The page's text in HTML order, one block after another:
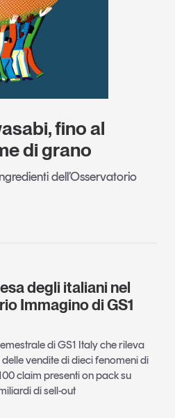
fino al
di grano
dell’Osservatorio
degli italiani nel
Immagino di GS1
di GS1 Italy che rileva
vendite di dieci fenomeni di
claim presenti on pack su
di sell-out